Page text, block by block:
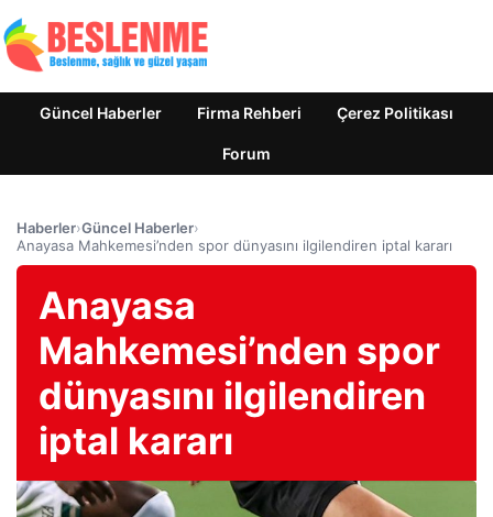
Güncel Haberler Firma Rehberi Çerez Politikası
Forum
Haberler›Güncel Haberler›
Anayasa Mahkemesi’nden spor dünyasını ilgilendiren iptal kararı
Anayasa
Mahkemesi’nden spor
dünyasını ilgilendiren
iptal kararı